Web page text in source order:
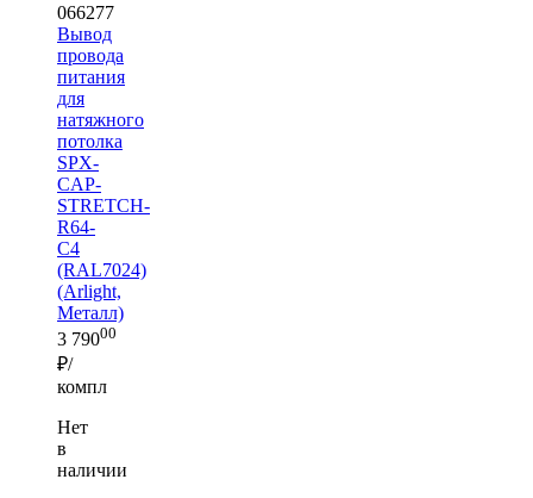
066277
Вывод
провода
питания
для
натяжного
потолка
SPX-
CAP-
STRETCH-
R64-
C4
(RAL7024)
(Arlight,
Металл)
3 79000
₽/
компл
Нет
в
наличии